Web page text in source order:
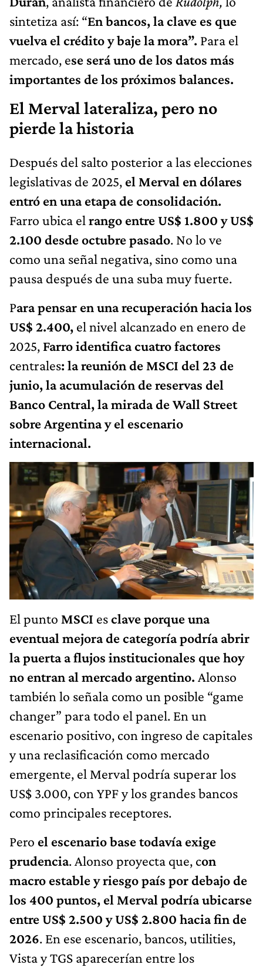
sintetiza así: “En bancos, la clave es que
vuelva el crédito y baje la mora”. Para el
mercado, ese será uno de los datos más
importantes de los próximos balances.
El Merval lateraliza, pero no
pierde la historia
Después del salto posterior a las elecciones
legislativas de 2025, el Merval en dólares
entró en una etapa de consolidación.
Farro ubica el rango entre US$ 1.800 y US$
2.100 desde octubre pasado. No lo ve
como una señal negativa, sino como una
pausa después de una suba muy fuerte.
Para pensar en una recuperación hacia los
US$ 2.400, el nivel alcanzado en enero de
2025, Farro identifica cuatro factores
centrales: la reunión de MSCI del 23 de
junio, la acumulación de reservas del
Banco Central, la mirada de Wall Street
sobre Argentina y el escenario
internacional.
El punto MSCI esclave porque una
eventual mejora de categoría podría abrir
la puerta a flujos institucionales que hoy
no entran al mercado argentino. Alonso
también lo señala como un posible “game
changer” para todo el panel. En un
escenario positivo, con ingreso de capitales
y una reclasificación como mercado
emergente, el Merval podría superar los
US$ 3.000, con YPF y los grandes bancos
como principales receptores.
Pero el escenario base todavía exige
prudencia. Alonso proyecta que, con
macro estable y riesgo país por debajo de
los 400 puntos, el Merval podría ubicarse
entre US$ 2.500 y US$ 2.800 hacia fin de
2026. En ese escenario, bancos, utilities,
Vista y TGS aparecerían entre los